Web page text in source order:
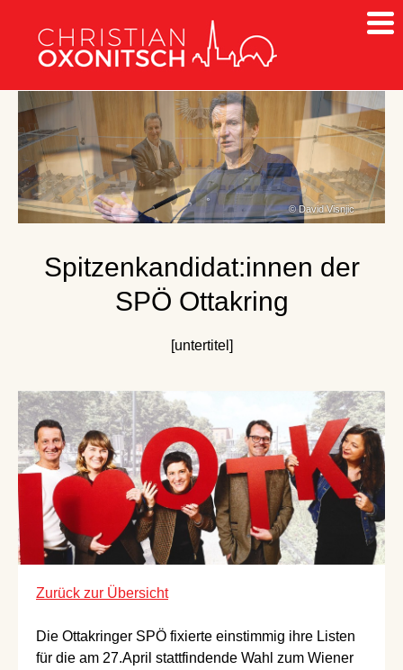
Christian Votava
Spitzenkandidat:innen der
SPÖ Ottakring
[untertitel]
Zurück zur Übersicht
Die Ottakringer SPÖ fixierte einstimmig ihre Listen
für die am 27.April stattfindende Wahl zum Wiener